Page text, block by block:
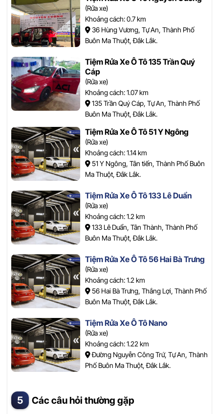
(Rửa xe)
Khoảng cách: 0.7 km
36 Hùng Vương, Tự An, Thành Phố
Buôn Ma Thuột, Đắk Lắk.
Tiệm Rửa Xe Ô Tô 135 Trần Quý
Cáp
(Rửa xe)
Khoảng cách: 1.07 km
135 Trần Quý Cáp, Tự An, Thành Phố
Buôn Ma Thuột, Đắk Lắk.
Tiệm Rửa Xe Ô Tô 51 Y Ngông
(Rửa xe)
Khoảng cách: 1.14 km
51 Y Ngông, Tân tiến, Thành Phố Buôn
Ma Thuột, Đắk Lắk.
Tiệm Rửa Xe Ô Tô 133 Lê Duẩn
(Rửa xe)
Khoảng cách: 1.2 km
133 Lê Duẩn, Tân Thành, Thành Phố
Buôn Ma Thuột, Đắk Lắk.
Tiệm Rửa Xe Ô Tô 56 Hai Bà Trưng
(Rửa xe)
Khoảng cách: 1.2 km
56 Hai Bà Trưng, Thắng Lợi, Thành Phố
Buôn Ma Thuột, Đắk Lắk.
Tiệm Rửa Xe Ô Tô Nano
(Rửa xe)
Khoảng cách: 1.22 km
Đường Nguyễn Công Trứ, Tự An, Thành
Phố Buôn Ma Thuột, Đắk Lắk.
Các câu hỏi thường gặp